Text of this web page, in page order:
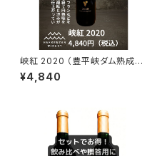
峡紅 2020 （豊平峡ダム熟成ワ
イン）
¥4,840